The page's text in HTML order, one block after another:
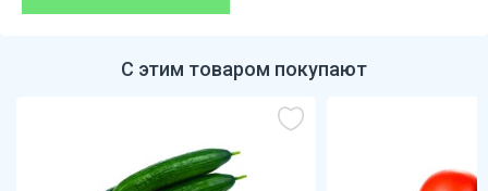
С этим товаром покупают